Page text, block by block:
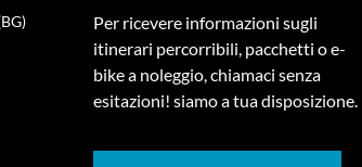
Per ricevere informazioni sugli
itinerari percorribili, pacchetti o e-
bike a noleggio, chiamaci senza
esitazioni! siamo a tua disposizione.